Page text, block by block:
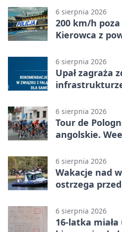
6 sierpnia 2026
200 km/h
Kierowca z
6 sierpnia 2026
Upał zagraża
6 sierpnia 2026
Tour de
angolskie.
6 sierpnia 2026
Wakacje nad
ostrzega
6 sierpnia 2026
16-latka